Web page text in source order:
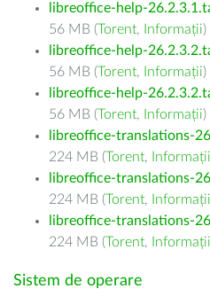
libreoffice-help-
56 MB (Torent, Informații)
libreoffice-help-
56 MB (Torent, Informații)
libreoffice-help-
56 MB (Torent, Informații)
libreoffice-translations-
224 MB (Torent, Informații
libreoffice-translations-
224 MB (Torent, Informații
libreoffice-translations-
224 MB (Torent, Informații
Sistem de operare